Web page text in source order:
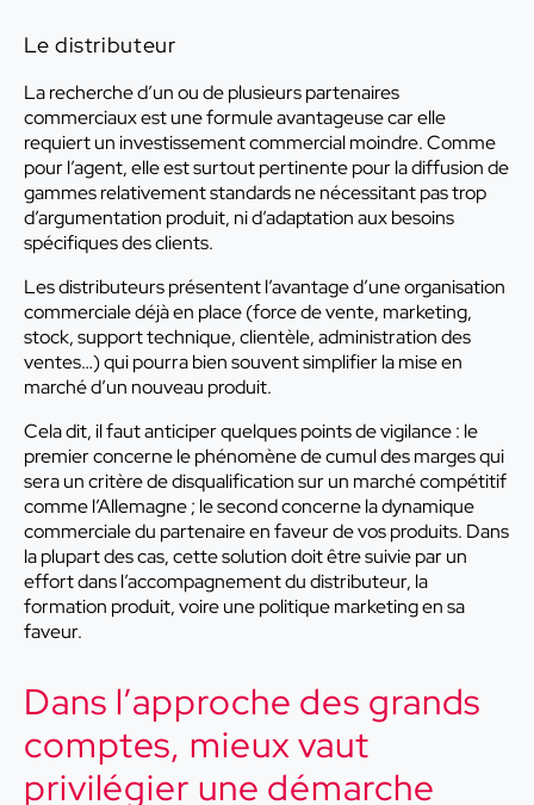
Le distributeur
La recherche d’un ou de plusieurs partenaires
commerciaux est une formule avantageuse car elle
requiert un investissement commercial moindre. Comme
pour l’agent, elle est surtout pertinente pour la diffusion de
gammes relativement standards ne nécessitant pas trop
d’argumentation produit, ni d’adaptation aux besoins
spécifiques des clients.
Les distributeurs présentent l’avantage d’une organisation
commerciale déjà en place (force de vente, marketing,
stock, support technique, clientèle, administration des
ventes…) qui pourra bien souvent simplifier la mise en
marché d’un nouveau produit.
Cela dit, il faut anticiper quelques points de vigilance : le
premier concerne le phénomène de cumul des marges qui
sera un critère de disqualification sur un marché compétitif
comme l’Allemagne ; le second concerne la dynamique
commerciale du partenaire en faveur de vos produits. Dans
la plupart des cas, cette solution doit être suivie par un
effort dans l’accompagnement du distributeur, la
formation produit, voire une politique marketing en sa
faveur.
Dans l’approche des grands
comptes, mieux vaut
privilégier une démarche